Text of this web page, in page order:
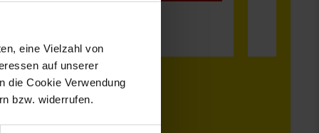
eine Vielzahl von
auf unserer
die Cookie Verwendung
bzw. widerrufen.